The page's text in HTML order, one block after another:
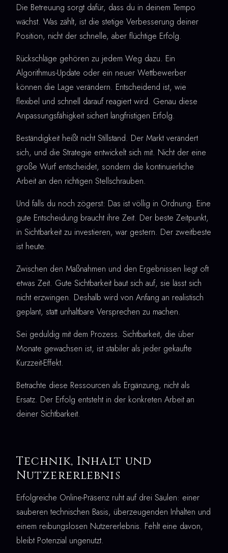
Die Betreuung sorgt dafür, dass du in deinem Tempo
wächst. Was zählt, ist die stetige Verbesserung deiner
Position, nicht der schnelle, aber flüchtige Erfolg.
Rückschläge gehören zu jedem Weg dazu. Ein
Algorithmus-Update oder ein neuer Wettbewerber
können die Lage verändern. Entscheidend ist, wie
flexibel und schnell darauf reagiert wird. Genau diese
Anpassungsfähigkeit sichert langfristigen Erfolg.
Beständigkeit heißt nicht Stillstand. Der Markt verändert
sich, und die Strategie entwickelt sich mit. Nicht der eine
große Wurf entscheidet, sondern die kontinuierliche
Arbeit an den richtigen Stellschrauben.
Und falls du noch zögerst: Das ist völlig in Ordnung. Eine
gute Entscheidung braucht ihre Zeit. Der beste Zeitpunkt,
in Sichtbarkeit zu investieren, war gestern. Der zweitbeste
ist heute.
Zwischen den Maßnahmen und den Ergebnissen liegt oft
etwas Zeit. Gute Sichtbarkeit baut sich auf, sie lässt sich
nicht erzwingen. Deshalb wird von Anfang an realistisch
geplant, statt unhaltbare Versprechen zu machen.
Sei geduldig mit dem Prozess. Sichtbarkeit, die über
Monate gewachsen ist, ist stabiler als jeder gekaufte
Kurzzeit-Effekt.
Betrachte diese Ressourcen als Ergänzung, nicht als
Ersatz. Der Erfolg entsteht in der konkreten Arbeit an
deiner Sichtbarkeit.
Technik, Inhalt und
Nutzererlebnis
Erfolgreiche Online-Präsenz ruht auf drei Säulen: einer
sauberen technischen Basis, überzeugenden Inhalten und
einem reibungslosen Nutzererlebnis. Fehlt eine davon,
bleibt Potenzial ungenutzt.